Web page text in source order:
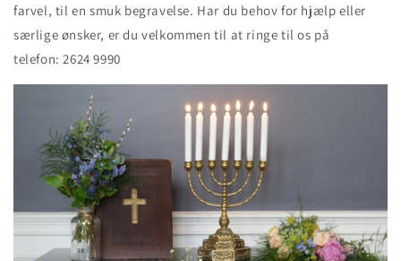
farvel, til en smuk begravelse. Har du behov for hjælp eller
særlige ønsker, er du velkommen til at ringe til os på
telefon:2624 9990